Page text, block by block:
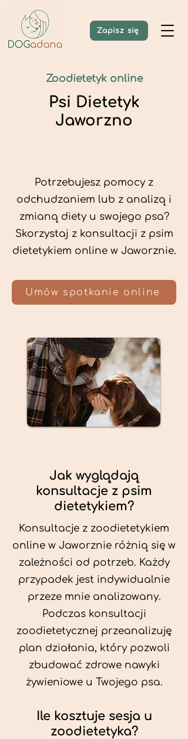
Zapisz się
Zoodietetyk online
Psi Dietetyk
Jaworzno
Potrzebujesz pomocy z
odchudzaniem lub z analizą i
zmianą diety u swojego psa?
Skorzystaj z konsultacji z psim
dietetykiem online w Jaworznie.
Umów spotkanie online
Jak wyglądają
konsultacje z psim
dietetykiem?
Konsultacje z zoodietetykiem
online w Jaworznie różnią się w
zależności od potrzeb. Każdy
przypadek jest indywidualnie
przeze mnie analizowany.
Podczas konsultacji
zoodietetycznej przeanalizuję
plan działania, który pozwoli
zbudować zdrowe nawyki
żywieniowe u Twojego psa.
Ile kosztuje sesja u
zoodietetyka?